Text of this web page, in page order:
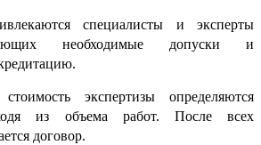
специалисты и эксперты
необходимые допуски и
экспертизы определяются
из объема работ. После всех
договор.